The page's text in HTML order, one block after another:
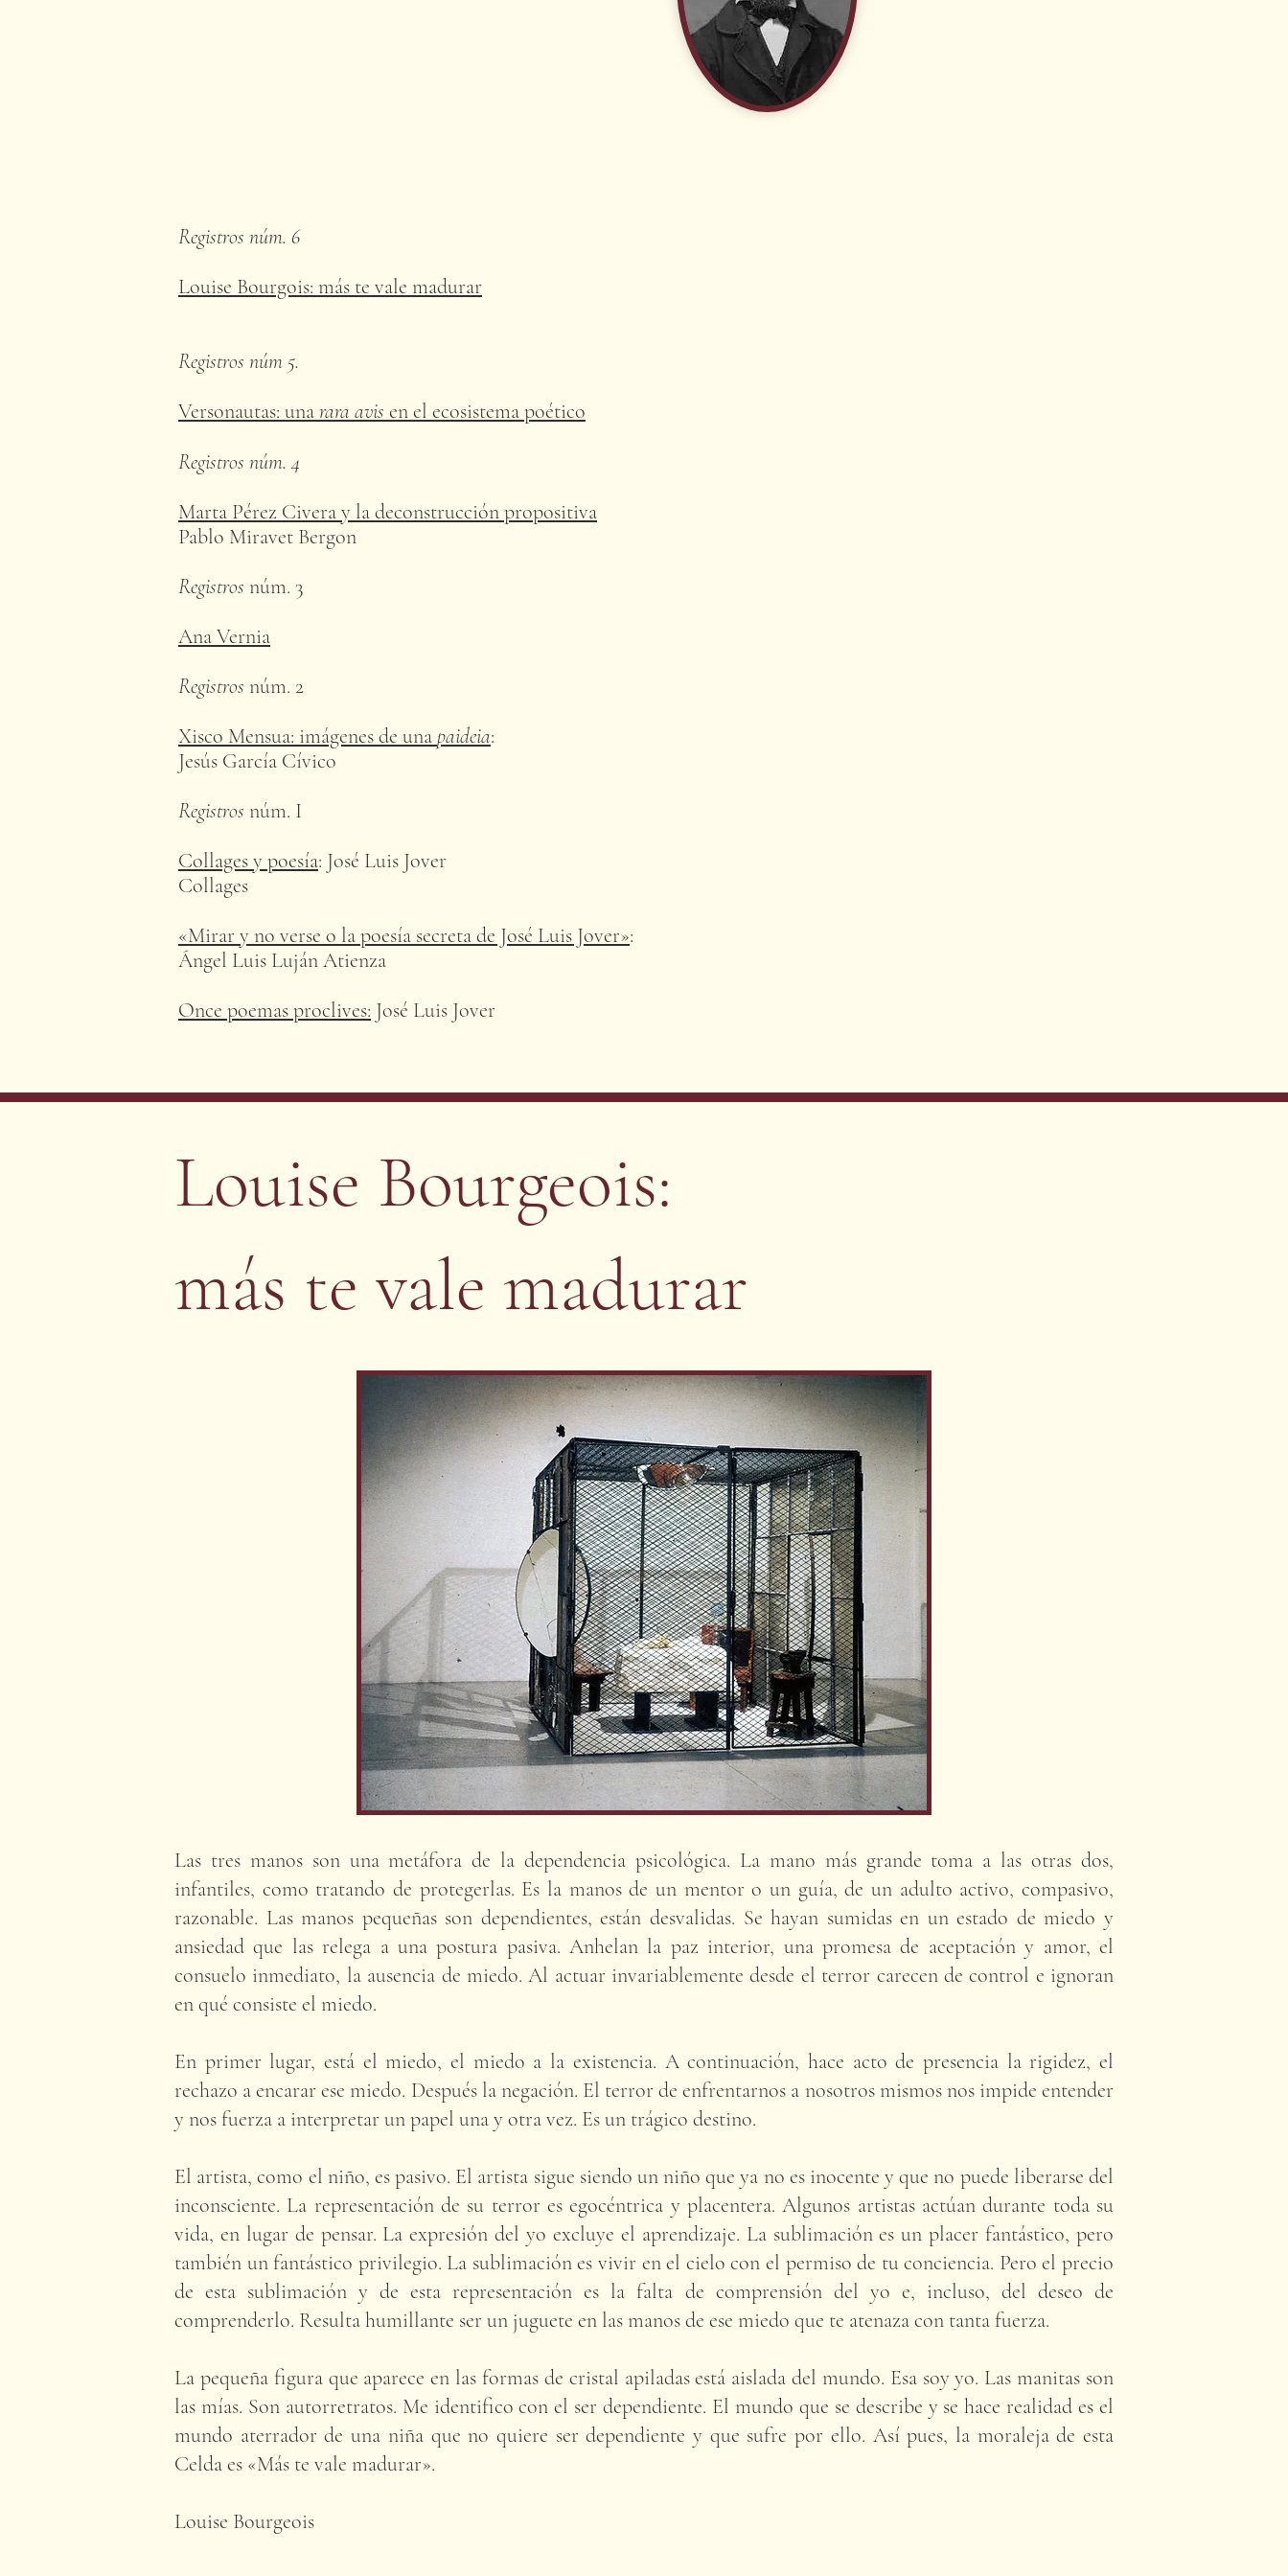
Registros núm. 6
Louise Bourgois: más te vale madurar
Registros núm 5.
Versonautas: unarara avis en el ecosistema poético
Registros núm. 4
Marta Pérez Civera y la deconstrucción propositiva
Pablo Miravet Bergon
Registros núm. 3
Ana Vernia
Registros núm. 2
Xisco Mensua: imágenes de una paideia:
Jesús García Cívico
Registros núm. I
Collages y poesía: José Luis Jover
Collages
«Mirar y no verse o la poesía secreta de José Luis Jover»:
Ángel Luis Luján Atienza
Once poemas proclives: José Luis Jover
Louise Bourgeois:
más te vale madurar
Las tres manos son una metáfora de la dependencia psicológica. La mano más grande toma a las otras dos,
infantiles, como tratando de protegerlas. Es la manos de un mentor o un guía, de un adulto activo, compasivo,
razonable. Las manos pequeñas son dependientes, están desvalidas. Se hayan sumidas en un estado de miedo y
ansiedad que las relega a una postura pasiva. Anhelan la paz interior, una promesa de aceptación y amor, el
consuelo inmediato, la ausencia de miedo. Al actuar invariablemente desde el terror carecen de control e ignoran
en qué consiste el miedo.
En primer lugar, está el miedo, el miedo a la existencia. A continuación, hace acto de presencia la rigidez, el
rechazo a encarar ese miedo. Después la negación. El terror de enfrentarnos a nosotros mismos nos impide entender
y nos fuerza a interpretar un papel una y otra vez. Es un trágico destino.
El artista, como el niño, es pasivo. El artista sigue siendo un niño que ya no es inocente y que no puede liberarse del
inconsciente. La representación de su terror es egocéntrica y placentera. Algunos artistas actúan durante toda su
vida, en lugar de pensar. La expresión del yo excluye el aprendizaje. La sublimación es un placer fantástico, pero
también un fantástico privilegio. La sublimación es vivir en el cielo con el permiso de tu conciencia. Pero el precio
de esta sublimación y de esta representación es la falta de comprensión del yo e, incluso, del deseo de
comprenderlo. Resulta humillante ser un juguete en las manos de ese miedo que te atenaza con tanta fuerza.
La pequeña figura que aparece en las formas de cristal apiladas está aislada del mundo. Esa soy yo. Las manitas son
las mías. Son autorretratos. Me identifico con el ser dependiente. El mundo que se describe y se hace realidad es el
mundo aterrador de una niña que no quiere ser dependiente y que sufre por ello. Así pues, la moraleja de esta
Celda es «Más te vale madurar».
Louise Bourgeois